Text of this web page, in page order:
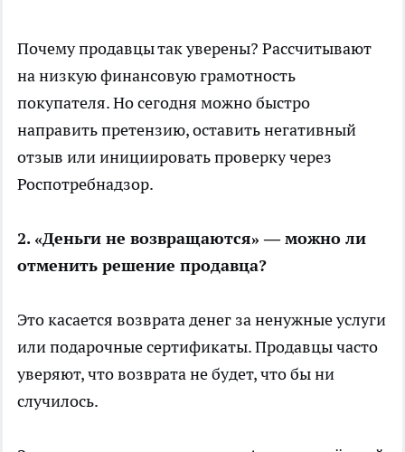
Почему продавцы так уверены? Рассчитывают
на низкую финансовую грамотность
покупателя. Но сегодня можно быстро
направить претензию, оставить негативный
отзыв или инициировать проверку через
Роспотребнадзор.
2. «Деньги не возвращаются» — можно ли
отменить решение продавца?
Это касается возврата денег за ненужные услуги
или подарочные сертификаты. Продавцы часто
уверяют, что возврата не будет, что бы ни
случилось.